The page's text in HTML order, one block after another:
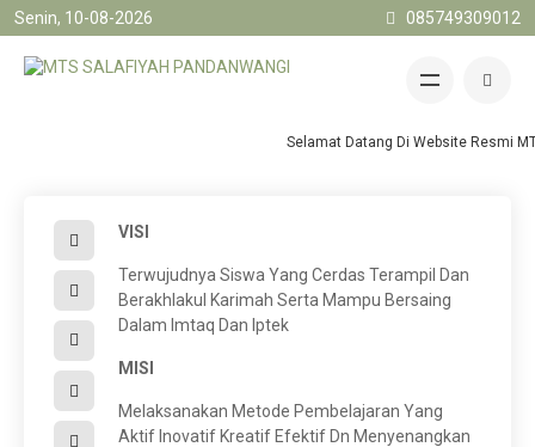
Senin, 10-08-2026 085749309012
Selamat Datang Di Website Resmi
VISI
Terwujudnya Siswa Yang Cerdas Terampil Dan
Berakhlakul Karimah Serta Mampu Bersaing
Dalam Imtaq Dan Iptek
MISI
Melaksanakan Metode Pembelajaran Yang
Aktif Inovatif Kreatif Efektif Dn Menyenangkan